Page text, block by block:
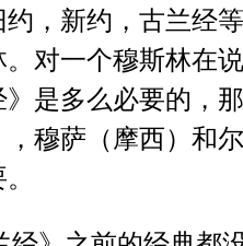
，新约，古兰经
对一个穆斯林在
是多么必要的，
穆萨（摩西）和尔